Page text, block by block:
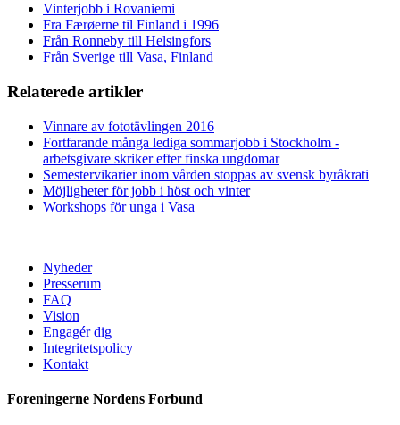
Vinterjobb i Rovaniemi
Fra Færøerne til Finland i 1996
Från Ronneby till Helsingfors
Från Sverige till Vasa, Finland
Relaterede artikler
Vinnare av fototävlingen 2016
Fortfarande många lediga sommarjobb i Stockholm -
arbetsgivare skriker efter finska ungdomar
Semestervikarier inom vården stoppas av svensk byråkrati
Möjligheter för jobb i höst och vinter
Workshops för unga i Vasa
Nyheder
Presserum
FAQ
Vision
Engagér dig
Integritetspolicy
Kontakt
Foreningerne Nordens Forbund